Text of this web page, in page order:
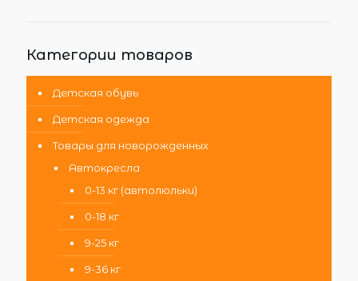
Категории товаров
Детская обувь
Детская одежда
Товары для новорожденных
Автокресла
0-13 кг (автолюльки)
0-18 кг
9-25 кг
9-36 кг